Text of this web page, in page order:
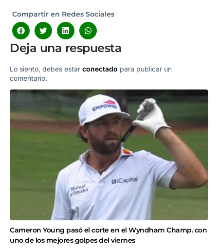
Compartir en Redes Sociales
Deja una respuesta
Lo siento, debes estar conectado para publicar un
comentario.
Cameron Young pasó el corte en el Wyndham Champ. con
uno de los mejores golpes del viernes